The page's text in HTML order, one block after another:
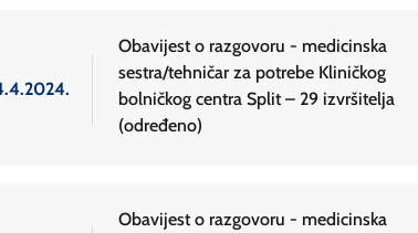
Obavijest o razgovoru - medicinska
sestra/tehničar za potrebe Kliničkog
bolničkog centra Split – 29 izvršitelja
(određeno)
Obavijest o razgovoru - medicinska